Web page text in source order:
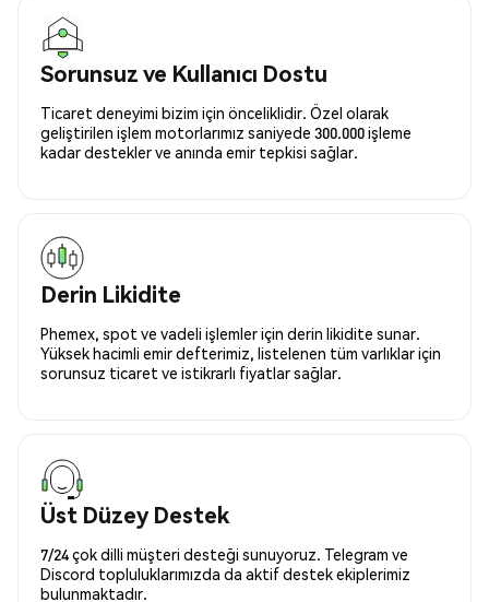
Sorunsuz ve Kullanıcı Dostu
Ticaret deneyimi bizim için önceliklidir. Özel olarak
geliştirilen işlem motorlarımız saniyede 300.000 işleme
kadar destekler ve anında emir tepkisi sağlar.
Derin Likidite
Phemex, spot ve vadeli işlemler için derin likidite sunar.
Yüksek hacimli emir defterimiz, listelenen tüm varlıklar için
sorunsuz ticaret ve istikrarlı fiyatlar sağlar.
Üst Düzey Destek
7/24 çok dilli müşteri desteği sunuyoruz. Telegram ve
Discord topluluklarımızda da aktif destek ekiplerimiz
bulunmaktadır.